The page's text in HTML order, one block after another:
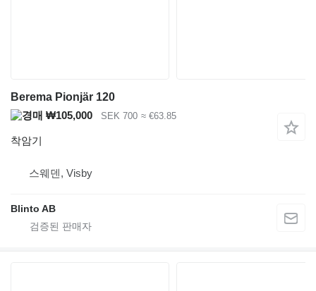
Berema Pionjär 120
₩105,000
SEK 700 ≈ €63.85
착암기
스웨덴, Visby
Blinto AB